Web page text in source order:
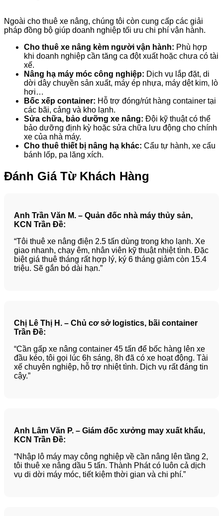
Ngoài cho thuê xe nâng, chúng tôi còn cung cấp các giải
pháp đồng bộ giúp doanh nghiệp tối ưu chi phí vận hành.
Cho thuê xe nâng kèm người vận hành: Phù hợp
khi doanh nghiệp cần tăng ca đột xuất hoặc chưa có tài
xế.
Nâng hạ máy móc công nghiệp: Dịch vụ lắp đặt, di
dời dây chuyền sản xuất, máy ép nhựa, máy dệt kim, lò
hơi…
Bốc xếp container: Hỗ trợ đóng/rút hàng container tại
các bãi, cảng và kho lạnh.
Sửa chữa, bảo dưỡng xe nâng: Đội kỹ thuật có thể
bảo dưỡng định kỳ hoặc sửa chữa lưu động cho chính
xe của nhà máy.
Cho thuê thiết bị nâng hạ khác: Cẩu tự hành, xe cẩu
bánh lốp, pa lăng xích.
Đánh Giá Từ Khách Hàng
Anh Trần Văn M. – Quản đốc nhà máy thủy sản,
KCN Trần Đề:
“Tôi thuê xe nâng điện 2.5 tấn dùng trong kho lạnh. Xe
giao nhanh, chạy êm, nhân viên kỹ thuật nhiệt tình. Đặc
biệt giá thuê tháng rất hợp lý, ký 6 tháng giảm còn 15.4
triệu. Sẽ gắn bó dài hạn.”
Chị Lê Thị H. – Chủ cơ sở logistics, bãi container
Trần Đề:
“Cần gấp xe nâng container 45 tấn để bốc hàng lên xe
đầu kéo, tôi gọi lúc 6h sáng, 8h đã có xe hoạt động. Tài
xế chuyên nghiệp, hỗ trợ nhiệt tình. Dịch vụ rất đáng tin
cậy.”
Anh Lâm Văn P. – Giám đốc xưởng may xuất khẩu,
KCN Trần Đề:
“Nhập lô máy may công nghiệp về cần nâng lên tầng 2,
tôi thuê xe nâng dầu 5 tấn. Thành Phát có luôn cả dịch
vụ di dời máy móc, tiết kiệm thời gian và chi phí.”